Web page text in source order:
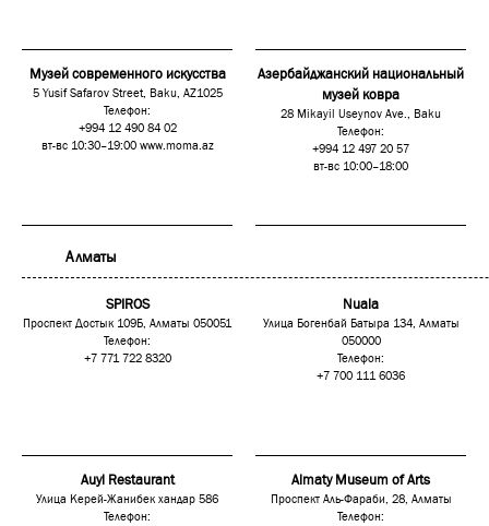
Музей современного искусства
5 Yusif Safarov Street, Baku, AZ1025
Телефон:
+994 12 490 84 02
вт-вс 10:30–19:00 www.moma.az
Азербайджанский национальный
музей ковра
28 Mikayil Useynov Ave., Baku
Телефон:
+994 12 497 20 57
вт-вс 10:00–18:00
Алматы
SPIROS
Проспект Достык 109Б, Алматы 050051
Телефон:
+7 771 722 8320
Nuala
Улица Богенбай Батыра 134, Алматы
050000
Телефон:
+7 700 111 6036
Auyl Restaurant
Улица Керей-Жанибек хандар 586
Телефон:
Almaty Museum of Arts
Проспект Аль-Фараби, 28, Алматы
Телефон: